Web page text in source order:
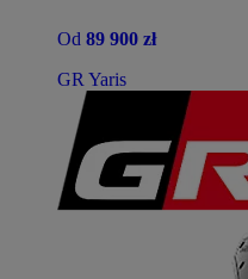
Od 89 900 zł
GR Yaris